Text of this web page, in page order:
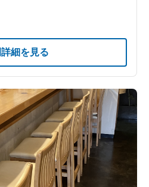
細を見る